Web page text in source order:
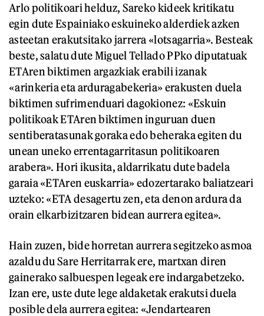
Arlo politikoari helduz, Sareko kideek kritikatu
egin dute Espainiako eskuineko alderdiek azken
asteetan erakutsitako jarrera «lotsagarria». Besteak
beste, salatu dute Miguel Tellado PPko diputatuak
ETAren biktimen argazkiak erabili izanak
«arinkeria eta arduragabekeria» erakusten duela
biktimen sufrimenduari dagokionez: «Eskuin
politikoak ETAren biktimen inguruan duen
sentiberatasunak goraka edo beheraka egiten du
unean uneko errentagarritasun politikoaren
arabera». Hori ikusita, aldarrikatu dute badela
garaia «ETAren euskarria» edozertarako baliatzeari
uzteko: «ETA desagertu zen, eta denon ardura da
orain elkarbizitzaren bidean aurrera egitea».
Hain zuzen, bide horretan aurrera segitzeko asmoa
azaldu du Sare Herritarrak ere, martxan diren
gainerako salbuespen legeak ere indargabetzeko.
Izan ere, uste dute lege aldaketak erakutsi duela
posible dela aurrera egitea: «Jendartearen